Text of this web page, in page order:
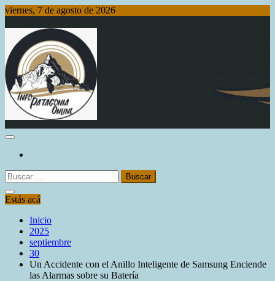
Saltar
contenido
viernes, 7 de agosto de 2026
Info Patagonia Online
Buscar:
Estás acá
Inicio
2025
septiembre
30
Un Accidente con el Anillo Inteligente de Samsung Enciende
las Alarmas sobre su Batería